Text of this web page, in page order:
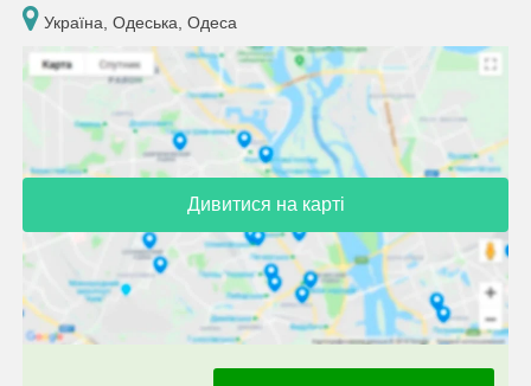
Україна, Одеська, Одеса
Дивитися на карті